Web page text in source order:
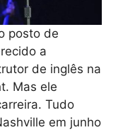
posto de
a
de inglês na
Mas ele
Tudo
em junho